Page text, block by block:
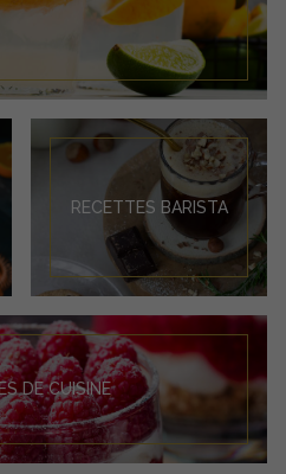
RECETTES BARISTA
DE CUISINE